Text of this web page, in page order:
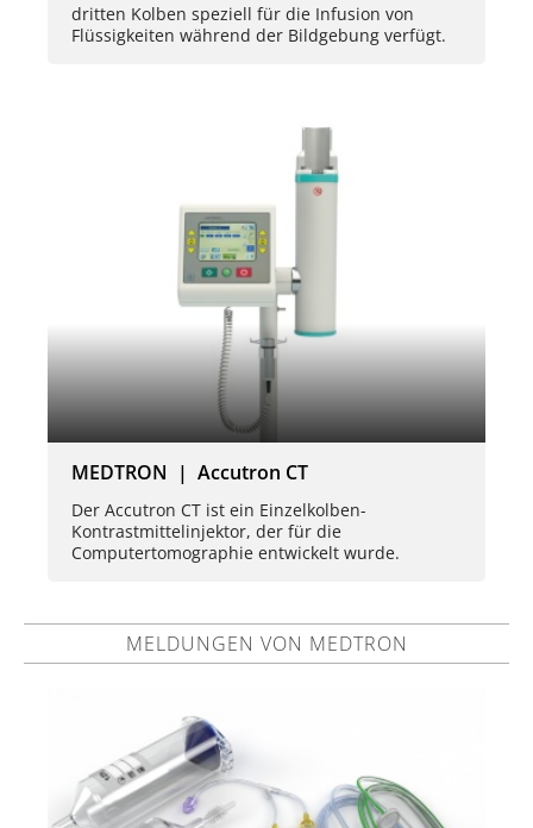
dritten Kolben speziell für die Infusion von
Flüssigkeiten während der Bildgebung verfügt.
MEDTRON | Accutron CT
Der Accutron CT ist ein Einzelkolben-
Kontrastmittelinjektor, der für die
Computertomographie entwickelt wurde.
MELDUNGEN VON MEDTRON